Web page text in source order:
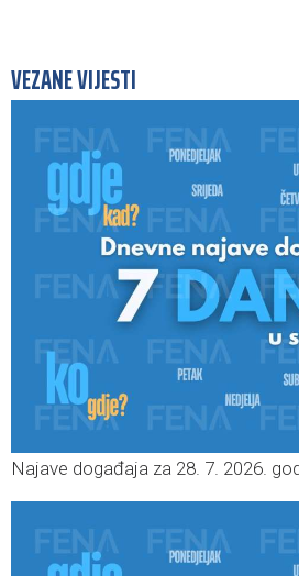
VEZANE VIJESTI
Najave događaja za 28. 7. 2026.